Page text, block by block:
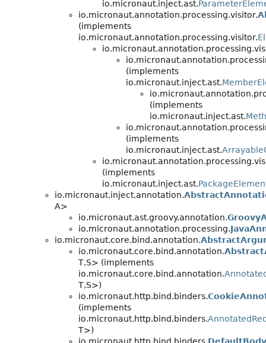
io.micronaut.inject.ast.
io.micronaut.annotation.processing.visitor.
(implements
io.micronaut.annotation.processing.visitor.
(implements
io.micronaut.inject.ast.
(implements
io.micronaut.inject.ast.
(implements
io.micronaut.inject.ast.
(implements
io.micronaut.inject.ast.
io.micronaut.inject.annotation.
A>
io.micronaut.ast.groovy.annotation.
io.micronaut.annotation.processing.
io.micronaut.core.bind.annotation.
io.micronaut.core.bind.annotation.
T,S> (implements
io.micronaut.core.bind.annotation.
T,S>)
io.micronaut.http.bind.binders.
(implements
io.micronaut.http.bind.binders.
T>)